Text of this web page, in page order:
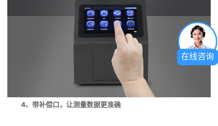
4、带补偿口，让测量数据更准确
在线咨询